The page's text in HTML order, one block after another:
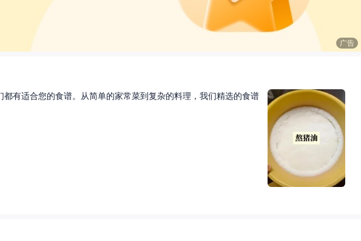
广告
有适合您的食谱。从简单的家常菜到复杂的料理，我们精选的食谱